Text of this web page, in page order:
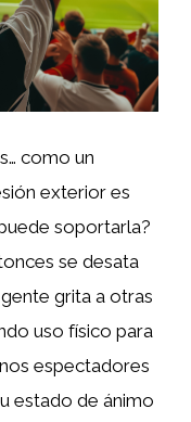
como un
exterior es
soportarla?
se desata
grita a otras
uso físico para
espectadores
estado de ánimo